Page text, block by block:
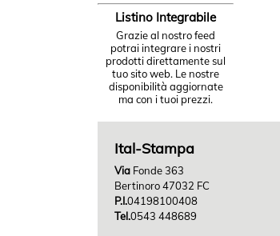
Listino Integrabile
Grazie al nostro feed
potrai integrare i nostri
prodotti direttamente sul
tuo sito web. Le nostre
disponibilità aggiornate
ma con i tuoi prezzi.
Ital-Stampa
Via Fonde 363
Bertinoro 47032 FC
P.I.04198100408
Tel.0543 448689